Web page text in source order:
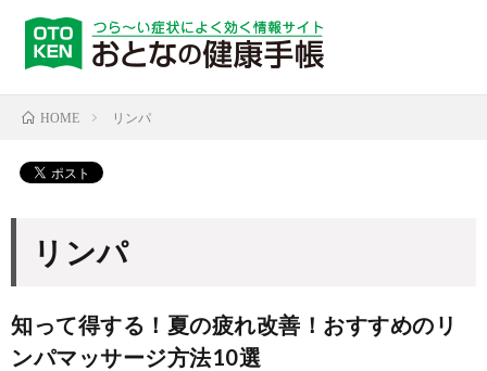
HOME リンパ
リンパ
知って得する！夏の疲れ改善！おすすめのリ
ンパマッサージ方法10選